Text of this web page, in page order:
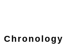
Chronology